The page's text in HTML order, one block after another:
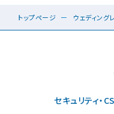
トップページ ウェディング
セキュリティ・